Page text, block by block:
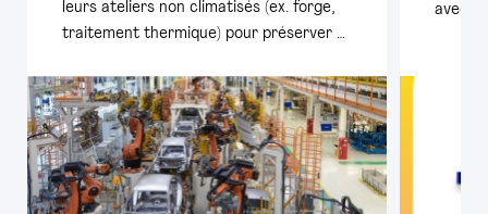
leurs ateliers non climatisés (ex. forge,
traitement thermique) pour préserver …
avec